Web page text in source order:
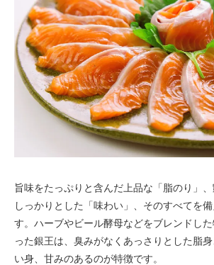
旨味をたっぷりと含んだ上品な「脂のり」、
しっかりとした「味わい」、そのすべてを
す。ハーブやビール酵母などをブレンドし
った銀王は、臭みがなくあっさりとした脂
い身、甘みのあるのが特徴です。